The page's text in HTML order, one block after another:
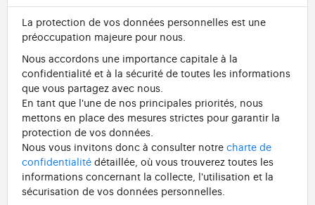
La protection de vos données personnelles est une
préoccupation majeure pour nous.
Nous accordons une importance capitale à la
confidentialité et à la sécurité de toutes les informations
que vous partagez avec nous.
En tant que l'une de nos principales priorités, nous
mettons en place des mesures strictes pour garantir la
protection de vos données.
Nous vous invitons donc à consulter notre charte de
confidentialité détaillée, où vous trouverez toutes les
informations concernant la collecte, l'utilisation et la
sécurisation de vos données personnelles.